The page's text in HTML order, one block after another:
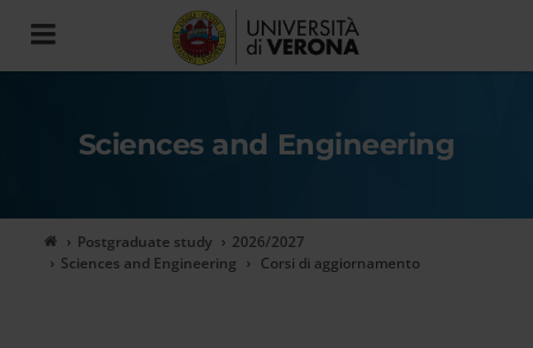
Toggle
navigation
Sciences and Engineering
Postgraduate study
2026/2027
Sciences and Engineering
Corsi di aggiornamento